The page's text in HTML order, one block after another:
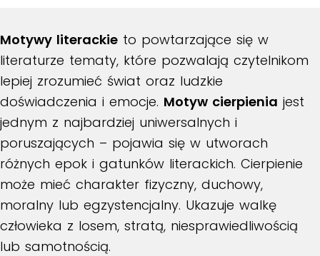
Motywy literackie to powtarzające się w
literaturze tematy, które pozwalają czytelnikom
lepiej zrozumieć świat oraz ludzkie
doświadczenia i emocje. Motyw cierpienia jest
jednym z najbardziej uniwersalnych i
poruszających – pojawia się w utworach
różnych epok i gatunków literackich. Cierpienie
może mieć charakter fizyczny, duchowy,
moralny lub egzystencjalny. Ukazuje walkę
człowieka z losem, stratą, niesprawiedliwością
lub samotnością.